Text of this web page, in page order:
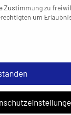
Zustimmung zu
um